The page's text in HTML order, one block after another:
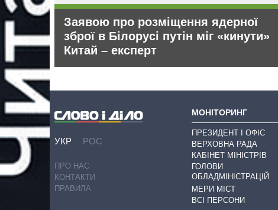
Заявою про розміщення ядерної
зброї в Білорусі путін міг «кинути»
Китай – експерт
УКР РОС
ПРО НАС
КОНТАКТИ
ПРАВИЛА
МОНІТОРИНГ
ПРЕЗИДЕНТ І ОФІС
ВЕРХОВНА РАДА
КАБІНЕТ МІНІСТРІВ
ГОЛОВИ
ОБЛАДМІНІСТРАЦІЙ
МЕРИ МІСТ
ВСІ ПЕРСОНИ